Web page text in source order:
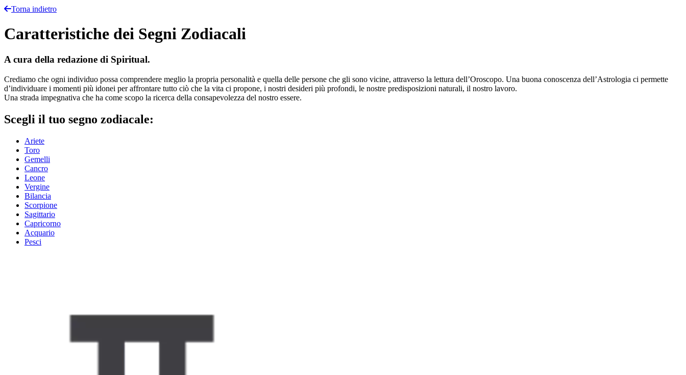
Torna indietro
Caratteristiche dei Segni Zodiacali
A cura della redazione di Spiritual.
Crediamo che ogni individuo possa comprendere meglio la propria personalità e quella delle persone che gli sono vicine, attraverso la lettura dell’Oroscopo. Una buona conoscenza dell’Astrologia ci permette
d’individuare i momenti più idonei per affrontare tutto ciò che la vita ci propone, i nostri desideri più profondi, le nostre predisposizioni naturali, il nostro lavoro.
Una strada impegnativa che ha come scopo la ricerca della consapevolezza del nostro essere.
Scegli il tuo segno zodiacale:
Ariete
Toro
Gemelli
Cancro
Leone
Vergine
Bilancia
Scorpione
Sagittario
Capricorno
Acquario
Pesci